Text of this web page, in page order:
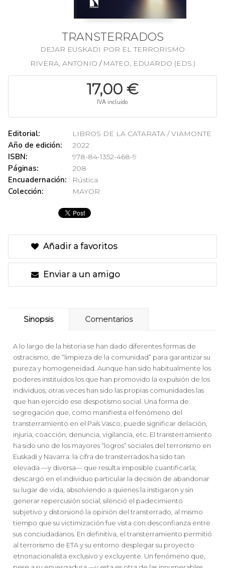
TRANSTERRADOS
DEJAR EUSKADI POR EL TERRORISMO
RIVERA, ANTONIO / MATEO, EDUARDO (EDS.)
17,00 €
IVA incluido
Editorial: LIBROS DE LA CATARATA / VIAMONTE
Año de edición: 2022
ISBN: 978-84-1352-468-9
Páginas: 208
Encuadernación: Rústica
Colección: MAYOR
Añadir a favoritos
Enviar a un amigo
Sinopsis Comentarios
A lo largo de la historia se han dado diferentes formas de
ostracismo, de “limpieza de la comunidad” para garantizar su
pureza y homogeneidad. Aunque han sido habitualmente los
poderes instituidos los que han promovido la expulsión de los
individuos, otras veces han sido las propias comunidades las
que han ejercido ese despotismo social. Una forma de
segregación que, como manifiesta el fenómeno del
transterramiento en el País Vasco, puede significar delación,
injuria, coacción, denuncia, vigilancia, etc. El transterramiento
ha sido uno de los mayores “logros” sociales del terrorismo en
Euskadi y Navarra: la cifra de transterrados ha sido tan
elevada —y diversa— que resulta imposible cuantificarla;
descargó en el individuo particular la decisión de abandonar
su lugar de vida, absolviendo a quienes la instigaron y sin
generar repercusión social; silenció el padecimiento
subjetivo y distorsionó la opinión del transterrado, al mismo
tiempo que su victimización fue vista con desconfianza entre
sus conciudadanos. En definitiva, el transterramiento permitió
al terrorismo de ETA y su entorno desplegar su proyecto
etnonacionalista exclusivo y excluyente. Un fenómeno que,